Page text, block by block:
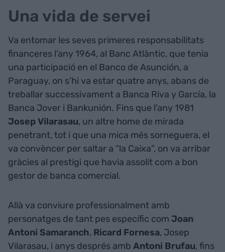
Una vida de servei
Va entomar les seves primeres responsabilitats
financeres l’any 1964, al Banc Atlàntic, que tenia
una participació en el Banco de Asunción, a
Paraguay, on s’hi va estar quatre anys, abans de
treballar successivament a Banca Riva y García, la
Banca Jover i Bankunión. Fins que l’any 1981
Josep Vilarasau, un altre home de mirada
penetrant, tot i que una mica més sorneguera, el
va convèncer per saltar a “la Caixa”, on va arribar
gràcies al prestigi que havia assolit com a bon
gestor de banca comercial.
Allà va conviure professionalment amb
personatges de tant pes específic com Joan
Antoni Samaranch, Ricard Fornesa, Josep
Vilarasau, i anys després amb Antoni Brufau, fins